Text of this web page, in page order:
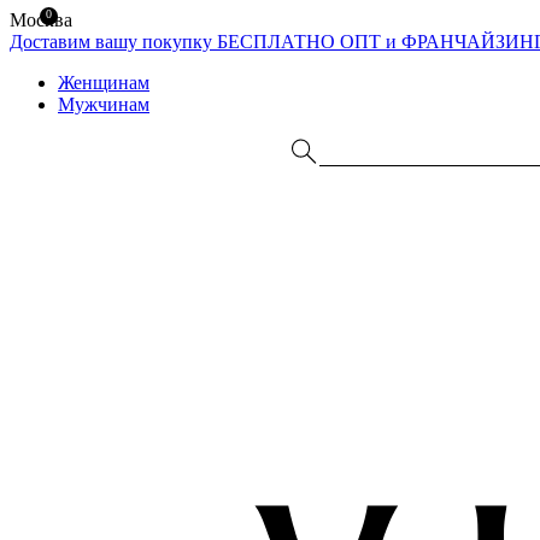
Москва
Доставим вашу покупку БЕСПЛАТНО ОПТ и
Женщинам
Мужчинам
0